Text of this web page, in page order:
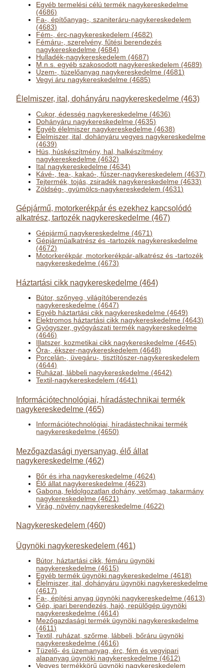
Egyéb termelési célú termék nagykereskedelme
(4686)
Fa-, építőanyag-, szaniteráru-nagykereskedelem
(4683)
Fém-, érc-nagykereskedelem (4682)
Fémáru-, szerelvény, fűtési berendezés
nagykereskedelme (4684)
Hulladék-nagykereskedelem (4687)
M.n.s. egyéb szakosodott nagykereskedelem (4689)
Üzem-, tüzelőanyag nagykereskedelme (4681)
Vegyi áru nagykereskedelme (4685)
Élelmiszer, ital, dohányáru nagykereskedelme (463)
Cukor, édesség nagykereskedelme (4636)
Dohányáru nagykereskedelme (4635)
Egyéb élelmiszer nagykereskedelme (4638)
Élelmiszer, ital, dohányáru vegyes nagykereskedelme
(4639)
Hús, húskészítmény, hal, halkészítmény
nagykereskedelme (4632)
Ital nagykereskedelme (4634)
Kávé-, tea-, kakaó-, fűszer-nagykereskedelem (4637)
Tejtermék, tojás, zsiradék nagykereskedelme (4633)
Zöldség-, gyümölcs-nagykereskedelem (4631)
Gépjármű, motorkerékpár és ezekhez kapcsolódó
alkatrész, tartozék nagykereskedelme (467)
Gépjármű nagykereskedelme (4671)
Gépjárműalkatrész és -tartozék nagykereskedelme
(4672)
Motorkerékpár, motorkerékpár-alkatrész és -tartozék
nagykereskedelme (4673)
Háztartási cikk nagykereskedelme (464)
Bútor, szőnyeg, világítóberendezés
nagykereskedelme (4647)
Egyéb háztartási cikk nagykereskedelme (4649)
Elektromos háztartási cikk nagykereskedelme (4643)
Gyógyszer, gyógyászati termék nagykereskedelme
(4646)
Illatszer, kozmetikai cikk nagykereskedelme (4645)
Óra-, ékszer-nagykereskedelem (4648)
Porcelán-, üvegáru-, tisztítószer-nagykereskedelem
(4644)
Ruházat, lábbeli nagykereskedelme (4642)
Textil-nagykereskedelem (4641)
Információtechnológiai, híradástechnikai termék
nagykereskedelme (465)
Információtechnológiai, híradástechnikai termék
nagykereskedelme (4650)
Mezőgazdasági nyersanyag, élő állat
nagykereskedelme (462)
Bőr és irha nagykereskedelme (4624)
Élő állat nagykereskedelme (4623)
Gabona, feldolgozatlan dohány, vetőmag, takarmány
nagykereskedelme (4621)
Virág, növény nagykereskedelme (4622)
Nagykereskedelem (460)
Ügynöki nagykereskedelem (461)
Bútor, háztartási cikk, fémáru ügynöki
nagykereskedelme (4615)
Egyéb termék ügynöki nagykereskedelme (4618)
Élelmiszer, ital, dohányáru ügynöki nagykereskedelme
(4617)
Fa-, építési anyag ügynöki nagykereskedelme (4613)
Gép, ipari berendezés, hajó, repülőgép ügynöki
nagykereskedelme (4614)
Mezőgazdasági termék ügynöki nagykereskedelme
(4611)
Textil, ruházat, szőrme, lábbeli, bőráru ügynöki
nagykereskedelme (4616)
Tüzelő- és üzemanyag, érc, fém és vegyipari
alapanyag ügynöki nagykereskedelme (4612)
Vegyes termékkörű ügynöki nagykereskedelem